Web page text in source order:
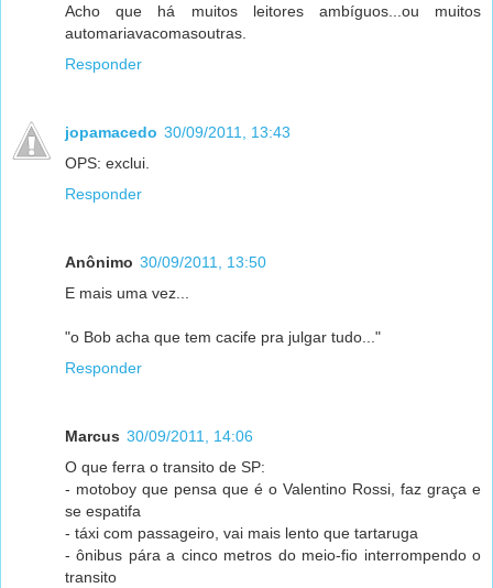
Acho que há muitos leitores ambíguos...ou muitos
automariavacomasoutras.
Responder
jopamacedo 30/09/2011, 13:43
OPS: exclui.
Responder
Anônimo 30/09/2011, 13:50
E mais uma vez...
"o Bob acha que tem cacife pra julgar tudo..."
Responder
Marcus 30/09/2011, 14:06
O que ferra o transito de SP:
- motoboy que pensa que é o Valentino Rossi, faz graça e
se espatifa
- táxi com passageiro, vai mais lento que tartaruga
- ônibus pára a cinco metros do meio-fio interrompendo o
transito